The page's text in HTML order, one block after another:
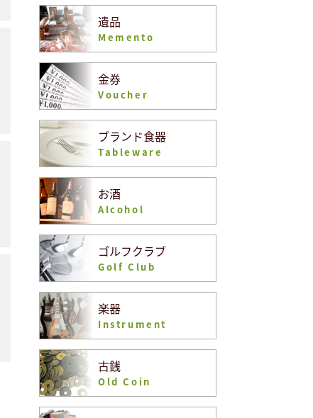
遺品
Memento
金券
Voucher
ブランド食器
Tableware
お酒
Alcohol
ゴルフクラブ
Golf Club
楽器
Instrument
古銭
Old Coin